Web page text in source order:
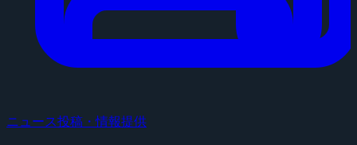
ニュース投稿・情報提供